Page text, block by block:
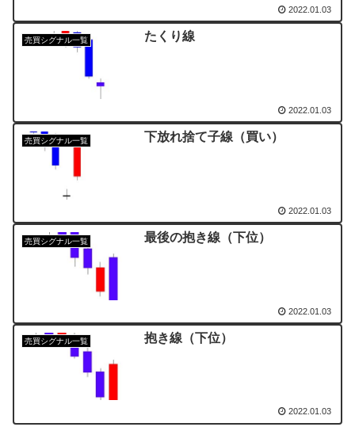
2022.01.03
売買シグナル一覧 たくり線
2022.01.03
売買シグナル一覧 下放れ捨て子線（買い）
2022.01.03
売買シグナル一覧 最後の抱き線（下位）
2022.01.03
売買シグナル一覧 抱き線（下位）
2022.01.03